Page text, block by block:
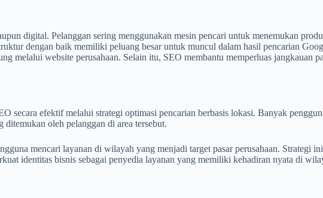
digital. Pelanggan sering menggunakan mesin pencari untuk menemukan
dengan baik memiliki peluang besar untuk muncul dalam hasil pencarian
melalui website perusahaan. Selain itu, SEO membantu memperluas jangkauan
secara efektif melalui strategi optimasi pencarian berbasis lokasi. Banyak
oleh pelanggan di area tersebut.
mencari layanan di wilayah yang menjadi target pasar perusahaan. Strategi
identitas bisnis sebagai penyedia layanan yang memiliki kehadiran nyata di